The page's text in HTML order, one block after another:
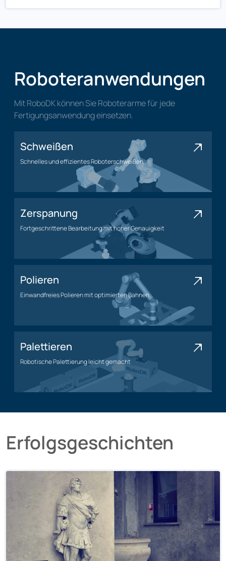
Roboteranwendungen
Mit RoboDK können Sie Roboterarme für jede
Fertigungsanwendung einsetzen.
Schweißen
Schnelles und effizientes Roboterschweißen
Schweißanwendung
Zerspanung
Fortgeschrittene Bearbeitung mit hoher Genauigkeit
Bearbeitungsanwendung
Polieren
Einwandfreies Polieren mit optimierten Bahnen
Palettieren
Robotische Palettierung leicht gemacht
Palettieranwendung
Erfolgsgeschichten